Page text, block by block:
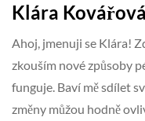
Klára Kovářová
Ahoj, jmenuji se Klára!
zkouším nové způsoby
funguje. Baví mě sdílet
změny můžou hodně